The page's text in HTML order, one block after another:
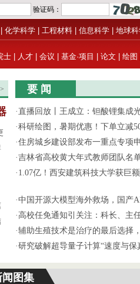
化学科学 工程材料 信息科学 地球
士 人才 会议 基金·项目 论文 绘图
要 闻
·直播回放丨王成立：钽酸锂集成
·科研绘图，暑期优惠！下单立减
·住房城乡建设部发布一重点专项
·吉林省高校黄大年式教师团队名
· 1.07亿！西安建筑科技大学获巨
·中国开源大模型海外救场，国产
· 高校任免通知引关注：科长、主
·辅助生殖技术是治疗的最后选择
·研究破解超导量子计算“速度与保
闻图集